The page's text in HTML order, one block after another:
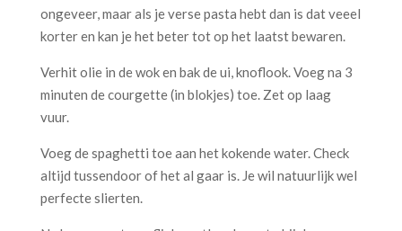
ongeveer, maar als je verse pasta hebt dan is dat veeel
korter en kan je het beter tot op het laatst bewaren.
Verhit olie in de wok en bak de ui, knoflook. Voeg na 3
minuten de courgette (in blokjes) toe. Zet op laag
vuur.
Voeg de spaghetti toe aan het kokende water. Check
altijd tussendoor of het al gaar is. Je wil natuurlijk wel
perfecte slierten.